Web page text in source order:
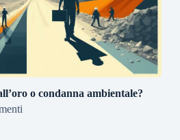
o condanna ambientale?